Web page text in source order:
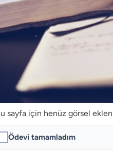
sayfa için henüz görsel
Ödevi tamamladım